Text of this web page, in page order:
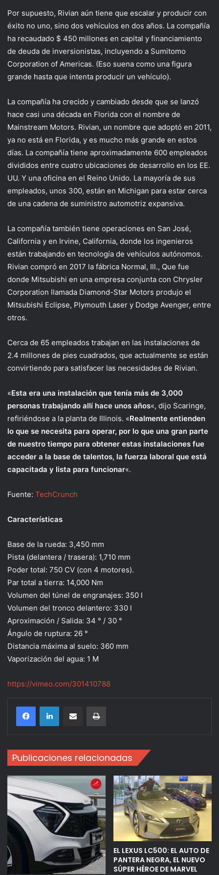
Por supuesto, Rivian aún tiene que escalar y producir con
éxito no uno, sino dos vehículos en dos años. La compañía
ha recaudado $ 450 millones en capital y financiamiento
de deuda de inversionistas, incluyendo a Sumitomo
Corporation of Americas. (Eso suena como una figura
grande hasta que intenta producir un vehículo).
La compañía ha crecido y cambiado desde que se lanzó
hace casi una década en Florida con el nombre de
Mainstream Motors. Rivian, un nombre que adoptó en 2011,
ya no está en Florida, y es mucho más grande en estos
días. La compañía tiene aproximadamente 600 empleados
divididos entre cuatro ubicaciones de desarrollo en los EE.
UU. Y una oficina en el Reino Unido. La mayoría de sus
empleados, unos 300, están en Michigan para estar cerca
de una cadena de suministro automotriz expansiva.
La compañía también tiene operaciones en San José,
California y en Irvine, California, donde los ingenieros
están trabajando en tecnología de vehículos autónomos.
Rivian compró en 2017 la fábrica Normal, Ill., Que fue
donde Mitsubishi en una empresa conjunta con Chrysler
Corporation llamada Diamond-Star Motors produjo el
Mitsubishi Eclipse, Plymouth Laser y Dodge Avenger, entre
otros.
Cerca de 65 empleados trabajan en las instalaciones de
2.4 millones de pies cuadrados, que actualmente se están
convirtiendo para satisfacer las necesidades de Rivian.
«Esta era una instalación que tenía más de 3,000
personas trabajando allí hace unos años«, dijo Scaringe,
refiriéndose a la planta de Illinois. «Realmente entienden
lo que se necesita para operar, por lo que una gran parte
de nuestro tiempo para obtener estas instalaciones fue
acceder a la base de talentos, la fuerza laboral que está
capacitada y lista para funcionar«.
Fuente: TechCrunch
Características
Base de la rueda: 3,450 mm
Pista (delantera / trasera): 1,710 mm
Poder total: 750 CV (con 4 motores).
Par total a tierra: 14,000 Nm
Volumen del túnel de engranajes: 350 l
Volumen del tronco delantero: 330 l
Aproximación / Salida: 34 ° / 30 °
Ángulo de ruptura: 26 °
Distancia máxima al suelo: 360 mm
Vaporización del agua: 1 M
https://vimeo.com/301410788
Compartir por correo electrónicoImprimir
Publicaciones relacionadas
EL LEXUS LC500: EL AUTO DE
PANTERA NEGRA, EL NUEVO
SÚPER HÉROE DE MARVEL